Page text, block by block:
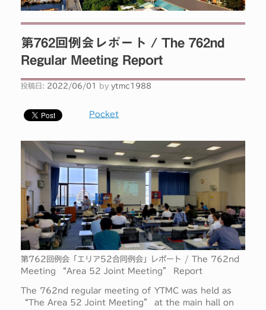
第762回例会レポート / The 762nd
Regular Meeting Report
投稿日: 2022/06/01 by ytmc1988
Pocket
第762回例会「エリア52合同例会」レポート / The 762nd
Meeting “Area 52 Joint Meeting” Report
The 762nd regular meeting of YTMC was held as
“The Area 52 Joint Meeting” at the main hall on